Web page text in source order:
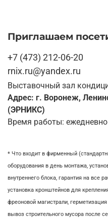
Приглашаем
+7 (473) 212-06-20
rnix.ru@yandex.ru
Выставочный зал
Адрес: г. Воронеж,
(ЭРНИКС)
Время работы:
* Что входит в фирменный
оборудования в день монтажа,
внутреннего блока, гарантия на все
установка кронштейнов для
фреоновой магистрали, герметизация
вывоз строительного мусора после